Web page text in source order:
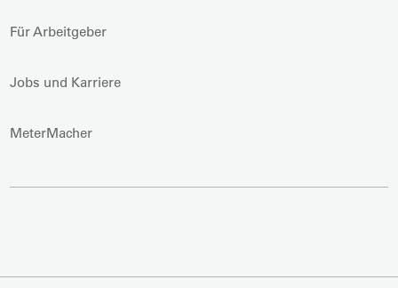
Für Arbeitgeber
Jobs und Karriere
MeterMacher